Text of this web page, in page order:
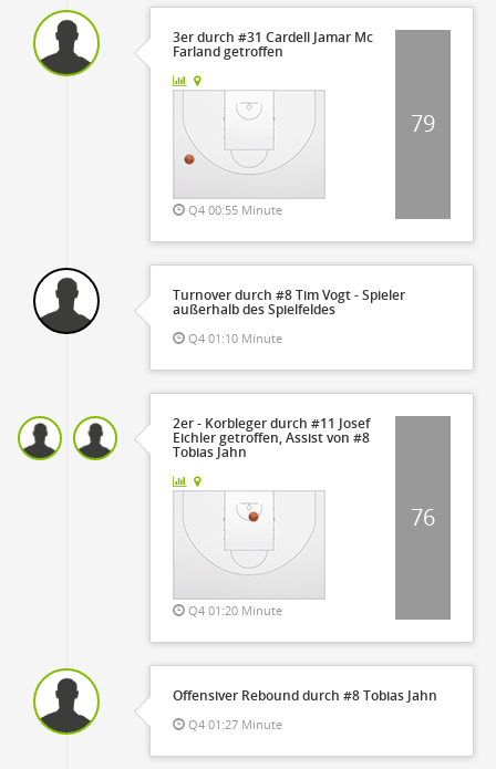
3er durch #31 Cardell Jamar Mc
Farland getroffen
Q4 00:55 Minute
79
Turnover durch #8 Tim Vogt - Spieler
außerhalb des Spielfeldes
Q4 01:10 Minute
2er - Korbleger durch #11 Josef
Eichler getroffen, Assist von #8
Tobias Jahn
Q4 01:20 Minute
76
Offensiver Rebound durch #8 Tobias Jahn
Q4 01:27 Minute